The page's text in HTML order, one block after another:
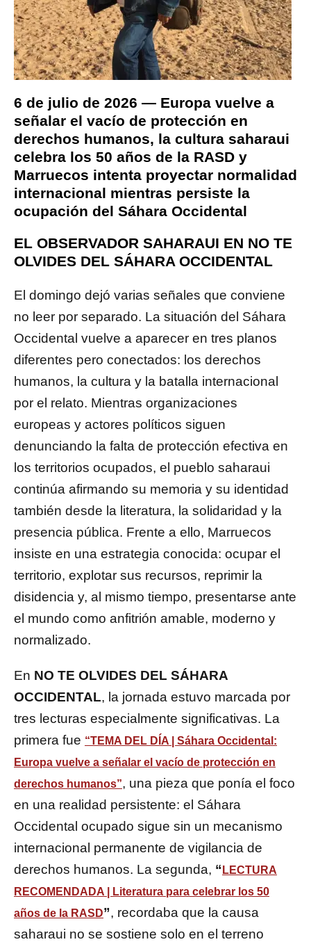
6 de julio de 2026 — Europa vuelve a
señalar el vacío de protección en
derechos humanos, la cultura saharaui
celebra los 50 años de la RASD y
Marruecos intenta proyectar normalidad
internacional mientras persiste la
ocupación del Sáhara Occidental
EL OBSERVADOR SAHARAUI EN NO TE
OLVIDES DEL SÁHARA OCCIDENTAL
El domingo dejó varias señales que conviene
no leer por separado. La situación del Sáhara
Occidental vuelve a aparecer en tres planos
diferentes pero conectados: los derechos
humanos, la cultura y la batalla internacional
por el relato. Mientras organizaciones
europeas y actores políticos siguen
denunciando la falta de protección efectiva en
los territorios ocupados, el pueblo saharaui
continúa afirmando su memoria y su identidad
también desde la literatura, la solidaridad y la
presencia pública. Frente a ello, Marruecos
insiste en una estrategia conocida: ocupar el
territorio, explotar sus recursos, reprimir la
disidencia y, al mismo tiempo, presentarse ante
el mundo como anfitrión amable, moderno y
normalizado.
En NO TE OLVIDES DEL SÁHARA
OCCIDENTAL, la jornada estuvo marcada por
tres lecturas especialmente significativas. La
primera fue “TEMA DEL DÍA | Sáhara Occidental:
Europa vuelve a señalar el vacío de protección en
derechos humanos”, una pieza que ponía el foco
en una realidad persistente: el Sáhara
Occidental ocupado sigue sin un mecanismo
internacional permanente de vigilancia de
derechos humanos. La segunda, “ LECTURA
RECOMENDADA | Literatura para celebrar los 50
años de la RASD”, recordaba que la causa
saharaui no se sostiene solo en el terreno